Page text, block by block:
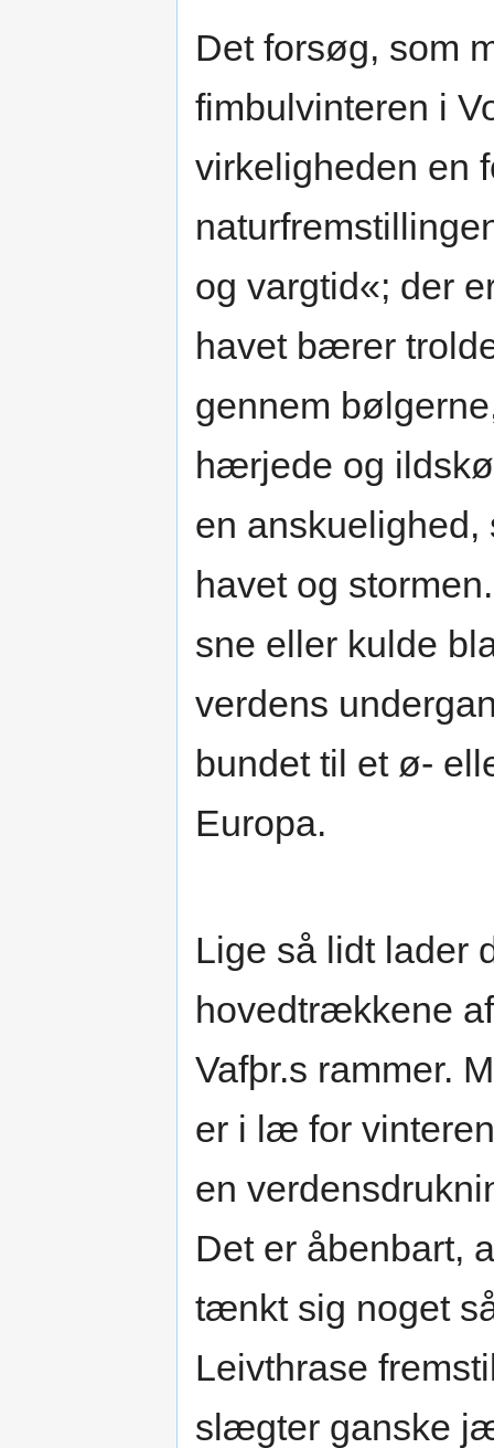
Det forsøg, som
fimbulvinteren i
virkeligheden en
og vargtid«; der
havet bærer
gennem
hærjede og
en anskuelighed,
havet og
sne eller kulde
verdens
bundet til et ø-
Europa.
Lige så lidt lader
hovedtrækkene
Vafþr.s rammer.
er i læ for
en
Det er åbenbart,
tænkt sig noget
Leivthrase
slægter ganske